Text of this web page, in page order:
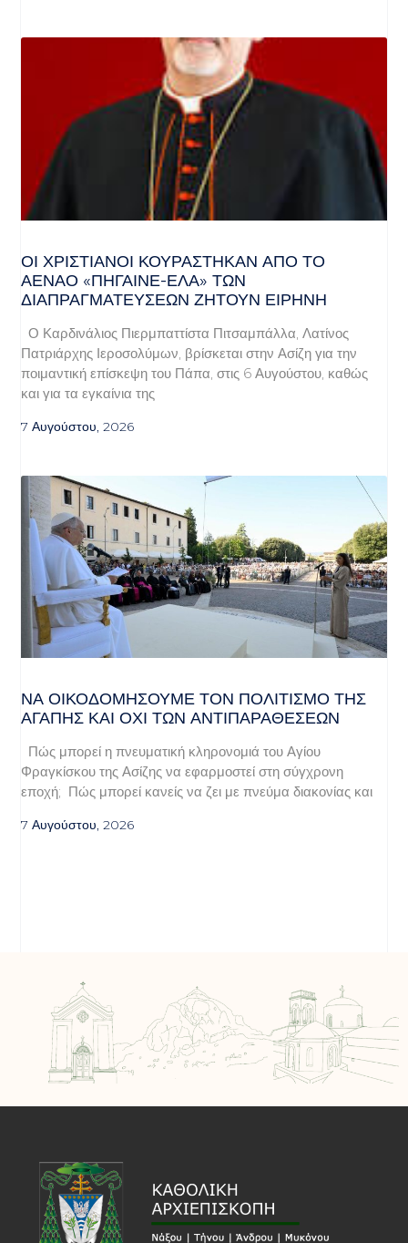
ΟΙ ΧΡΙΣΤΙΑΝΟΊ ΚΟΥΡΆΣΤΗΚΑΝ ΑΠΌ ΤΟ
ΑΈΝΑΟ «ΠΉΓΑΙΝΕ-ΈΛΑ» ΤΩΝ
ΔΙΑΠΡΑΓΜΑΤΕΎΣΕΩΝ ΖΗΤΟΎΝ ΕΙΡΉΝΗ
Ο Καρδινάλιος Πιερμπαττίστα Πιτσαμπάλλα, Λατίνος
Πατριάρχης Ιεροσολύμων, βρίσκεται στην Ασίζη για την
ποιμαντική επίσκεψη του Πάπα, στις 6 Αυγούστου, καθώς
και για τα εγκαίνια της
7 Αυγούστου, 2026
ΝΑ ΟΙΚΟΔΟΜΉΣΟΥΜΕ ΤΟΝ ΠΟΛΙΤΙΣΜΌ ΤΗΣ
ΑΓΆΠΗΣ ΚΑΙ ΌΧΙ ΤΩΝ ΑΝΤΙΠΑΡΑΘΈΣΕΩΝ
Πώς μπορεί η πνευματική κληρονομιά του Αγίου
Φραγκίσκου της Ασίζης να εφαρμοστεί στη σύγχρονη
εποχή; Πώς μπορεί κανείς να ζει με πνεύμα διακονίας και
7 Αυγούστου, 2026